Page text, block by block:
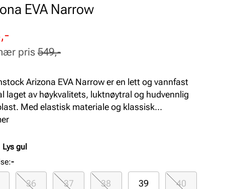
EVA Narrow
pris 549,-
Arizona EVA Narrow er en lett og vannfast
laget av høykvalitets, luktnøytral og hudvennlig
Med elastisk materiale og klassisk
komfort gir den optimal støtte og
sandal til sommerbruk.
Lys gul
:-
36 37 38 39 40